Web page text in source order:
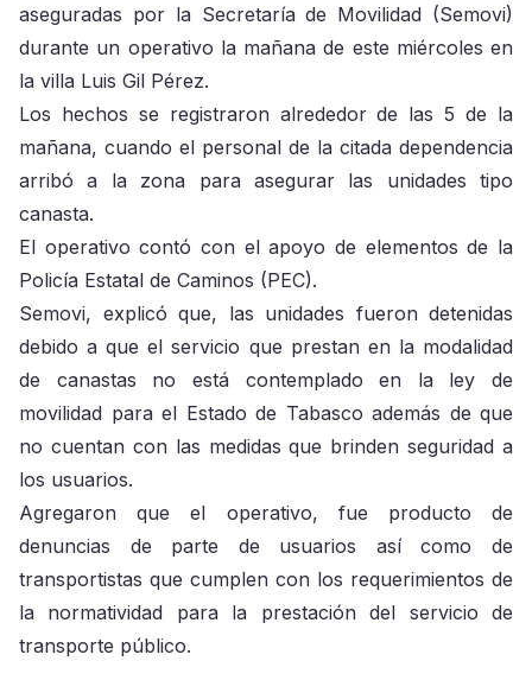
aseguradas por la Secretaría de Movilidad (Semovi)
durante un operativo la mañana de este miércoles en
la villa Luis Gil Pérez.
Los hechos se registraron alrededor de las 5 de la
mañana, cuando el personal de la citada dependencia
arribó a la zona para asegurar las unidades tipo
canasta.
El operativo contó con el apoyo de elementos de la
Policía Estatal de Caminos (PEC).
Semovi, explicó que, las unidades fueron detenidas
debido a que el servicio que prestan en la modalidad
de canastas no está contemplado en la ley de
movilidad para el Estado de Tabasco además de que
no cuentan con las medidas que brinden seguridad a
los usuarios.
Agregaron que el operativo, fue producto de
denuncias de parte de usuarios así como de
transportistas que cumplen con los requerimientos de
la normatividad para la prestación del servicio de
transporte público.